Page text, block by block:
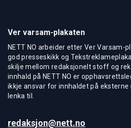
Ver varsam-plakaten
NETT NO arbeider etter Ver Varsam-
god presseskikk og
skilje mellom redaksjonelt stoff og
innhald på NETT NO er
ikkje ansvar for innhaldet på
lenka til.
redaksjon@nett.no